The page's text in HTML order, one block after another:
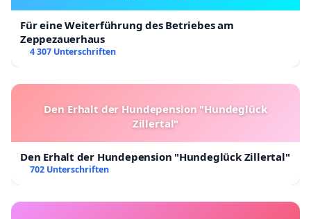
Für eine Weiterführung des Betriebes am
Zeppezauerhaus
4 307 Unterschriften
Den Erhalt der Hundepension "Hundeglück
Zillertal"
Den Erhalt der Hundepension "Hundeglück Zillertal"
702 Unterschriften